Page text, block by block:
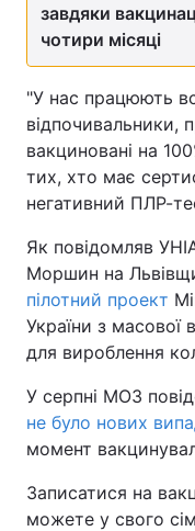
завдяки
чотири місяці
"У нас працюють
відпочивальники,
вакциновані на
тих, хто має
негативний ПЛР-
Як повідомляв
Моршин на
пілотний проект
України з масової
для вироблення
У серпні МОЗ
не було нових
момент
Записатися на
можете у свого